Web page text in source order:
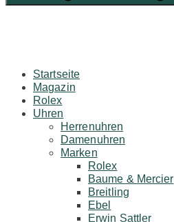
Startseite
Magazin
Rolex
Uhren
Herrenuhren
Damenuhren
Marken
Rolex
Baume & Mercier
Breitling
Ebel
Erwin Sattler